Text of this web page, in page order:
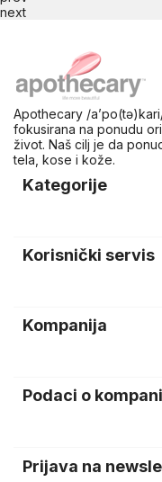
next
Apothecary /
fokusirana na ponudu
život. Naš cilj je da
tela, kose i kože.
Kategorije
Korisnički servis
Kompanija
Podaci o
Prijava na